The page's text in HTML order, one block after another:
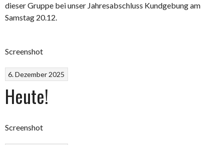
dieser Gruppe bei unser Jahresabschluss Kundgebung am
Samstag 20.12.
Screenshot
6. Dezember 2025
Heute!
Screenshot